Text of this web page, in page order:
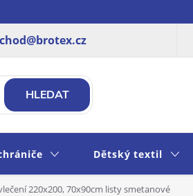
Ochrana osobních údajů
HLEDAT
Dětský textil
220x200, 70x90cm listy smetanové